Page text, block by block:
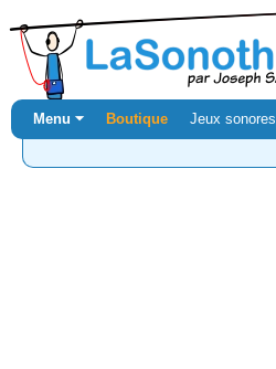
Menu ⏷ Boutique Jeux sonores